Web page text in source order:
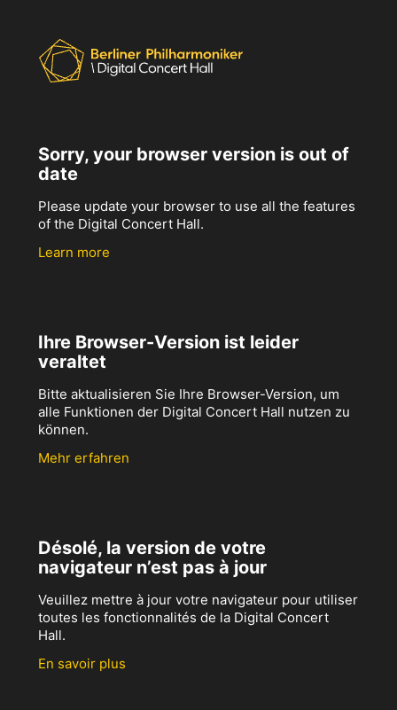
Sorry, your browser version is out of
date
Please update your browser to use all the features
of the Digital Concert Hall.
Learn more
Ihre Browser-Version ist leider
veraltet
Bitte aktualisieren Sie Ihre Browser-Version, um
alle Funktionen der Digital Concert Hall nutzen zu
können.
Mehr erfahren
Désolé, la version de votre
navigateur n’est pas à jour
Veuillez mettre à jour votre navigateur pour utiliser
toutes les fonctionnalités de la Digital Concert
Hall.
En savoir plus